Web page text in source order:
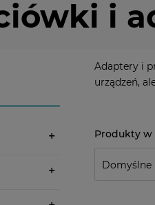
i
Adaptery i
urządzeń,